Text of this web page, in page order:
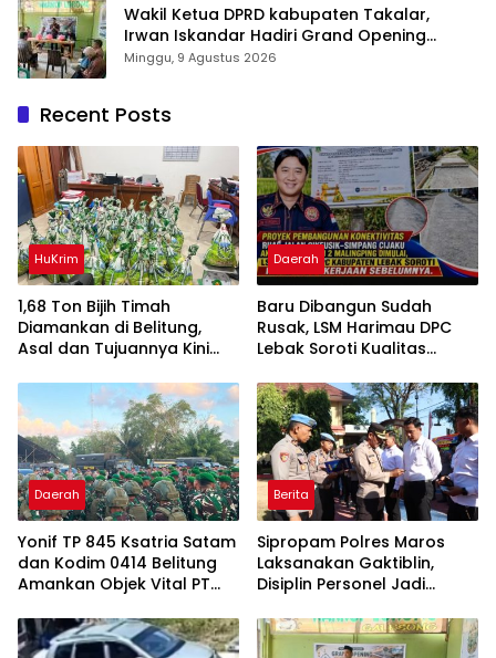
Wakil Ketua DPRD kabupaten Takalar,
Irwan Iskandar Hadiri Grand Opening
Rumah sehat Pertama di Takalar, Melayani
Minggu, 9 Agustus 2026
Recent Posts
HuKrim
1,68 Ton Bijih Timah
Diamankan di Belitung,
Asal dan Tujuannya Kini
Daerah
Baru Dibangun Sudah
Rusak, LSM Harimau DPC
Lebak Soroti Kualitas
Cikeusik-Simpang Cijaku
Daerah
Yonif TP 845 Ksatria Satam
dan Kodim 0414 Belitung
Amankan Objek Vital PT
Penambang
Berita
Sipropam Polres Maros
Laksanakan Gaktiblin,
Disiplin Personel Jadi